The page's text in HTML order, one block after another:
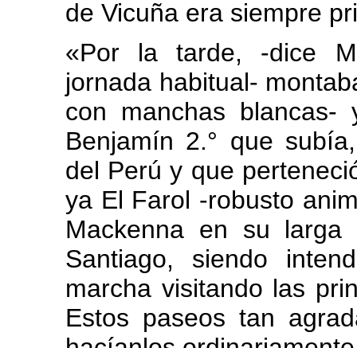
de Vicuña era siempre
«Por la tarde, -dice
jornada habitual-
con manchas
Benjamín 2.° que
del Perú y que
ya El Farol -robusto
Mackenna en su
Santiago, siendo
marcha visitando las
Estos paseos tan